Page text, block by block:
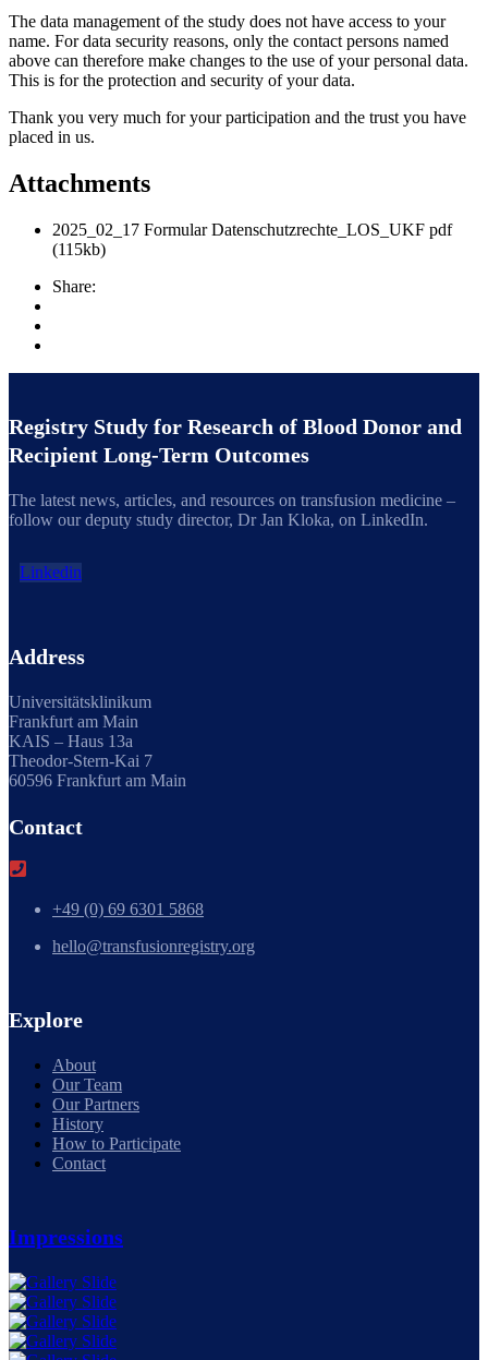
The data management of the study does not have access to your
name. For data security reasons, only the contact persons named
above can therefore make changes to the use of your personal data.
This is for the protection and security of your data.
Thank you very much for your participation and the trust you have
placed in us.
Attachments
2025_02_17 Formular Datenschutzrechte_LOS_UKF pdf
(115kb)
Share:
Registry Study for Research of Blood Donor and
Recipient Long-Term Outcomes
The latest news, articles, and resources on transfusion medicine –
follow our deputy study director, Dr Jan Kloka, on LinkedIn.
Linkedin
Address
Universitätsklinikum
Frankfurt am Main
KAIS – Haus 13a
Theodor-Stern-Kai 7
60596 Frankfurt am Main
Contact
+49 (0) 69 6301 5868
hello@transfusionregistry.org
Explore
About
Our Team
Our Partners
History
How to Participate
Contact
Impressions